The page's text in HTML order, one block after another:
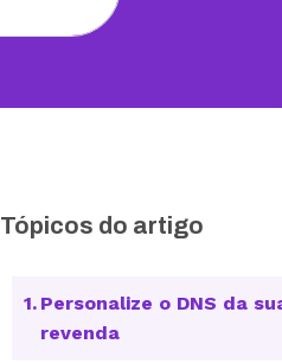
Tópicos do artigo
Personalize o DNS da
revenda